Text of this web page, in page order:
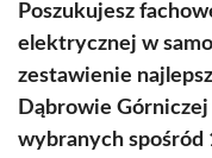
Poszukujesz
elektrycznej w
zestawienie
Dąbrowie
wybranych spośród